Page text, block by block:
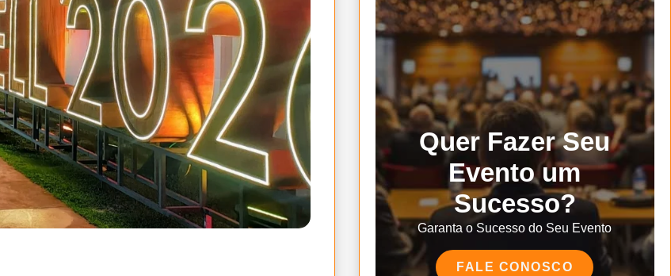
Quer Fazer Seu
Evento um
Sucesso?
Garanta o Sucesso do Seu Evento
FALE CONOSCO